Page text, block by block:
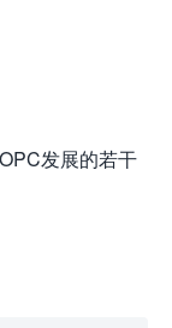
发展的若干